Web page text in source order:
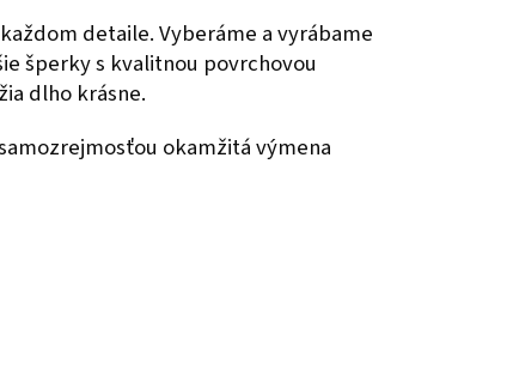
detaile. Vyberáme a vyrábame
šperky s kvalitnou povrchovou
dlho krásne.
okamžitá výmena